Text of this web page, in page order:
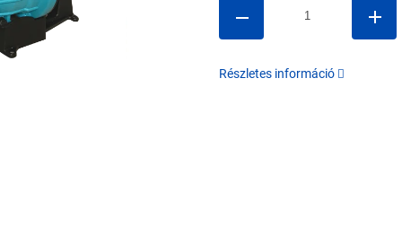
Részletes információ